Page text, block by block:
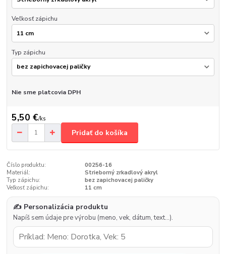
Veľkosť zápichu
Typ zápichu
Nie sme platcovia DPH
5,50 €/ks
Pridať do košíka
Číslo produktu:
00256-16
Materiál:
Strieborný zrkadlový akryl
Typ zápichu:
bez zapichovacej paličky
Veľkosť zápichu:
11 cm
✍️ Personalizácia produktu
Napíš sem údaje pre výrobu (meno, vek, dátum, text…).